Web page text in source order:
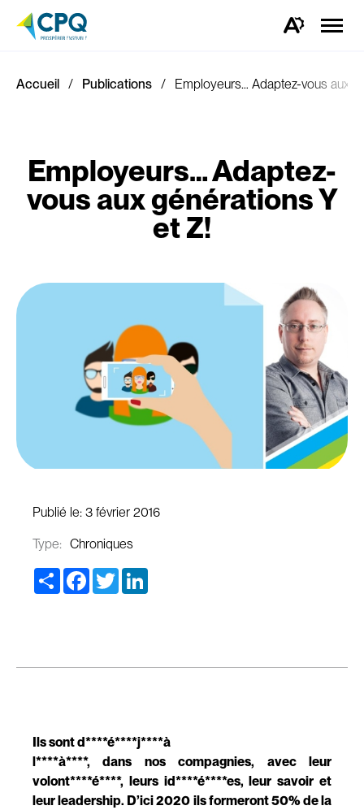
Ouvrez
d'accessibilité.
la
Accueil Publications Employeurs… Adaptez-vous aux
Employeurs… Adaptez-
vous aux générations Y
et Z!
Publié le: 3 février 2016
Type: Chroniques
Share Facebook
Twitter
Ils sont d****é****j****à
l****à****, dans nos compagnies, avec leur
volont****é****, leurs id****é****es, leur savoir et
leur leadership. D’ici 2020 ils formeront 50% de la